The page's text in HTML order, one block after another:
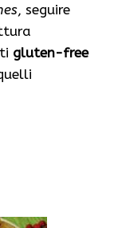
, seguire
gluten-free